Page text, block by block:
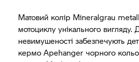
Матовий колір Mineralgrau
мотоциклу унікального вигляду.
невимушеності забезпечують
кермо Apehanger чорного